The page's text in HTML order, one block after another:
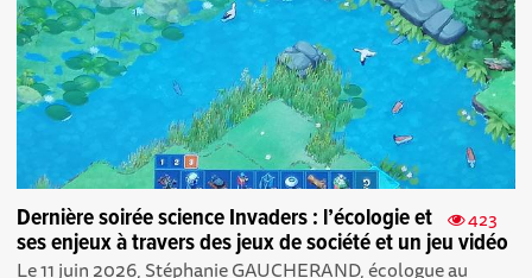
423
Dernière soirée science Invaders : l’écologie et
ses enjeux à travers des jeux de société et un jeu vidéo
Le 11 juin 2026, Stéphanie GAUCHERAND, écologue au